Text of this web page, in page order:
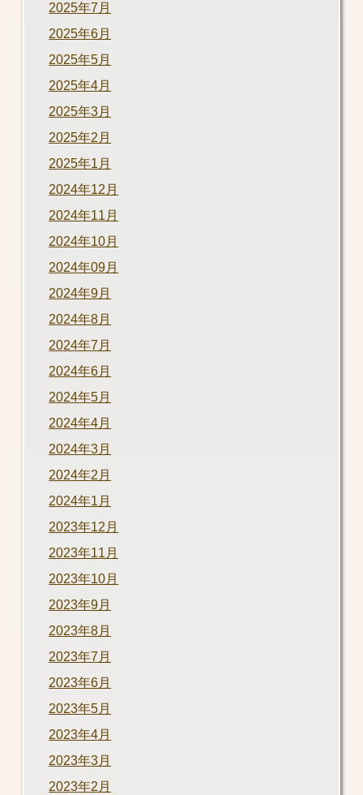
2025年7月
2025年6月
2025年5月
2025年4月
2025年3月
2025年2月
2025年1月
2024年12月
2024年11月
2024年10月
2024年09月
2024年9月
2024年8月
2024年7月
2024年6月
2024年5月
2024年4月
2024年3月
2024年2月
2024年1月
2023年12月
2023年11月
2023年10月
2023年9月
2023年8月
2023年7月
2023年6月
2023年5月
2023年4月
2023年3月
2023年2月